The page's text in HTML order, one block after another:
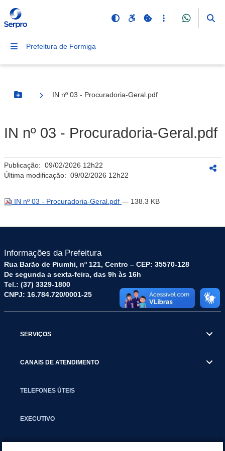
Prefeitura de Formiga
Botão Menu
IN nº 03 - Procuradoria-Geral.pdf
IN nº 03 - Procuradoria-Geral.pdf
Publicação: 09/02/2026 12h22
Última modificação: 09/02/2026 12h22
IN nº 03 - Procuradoria-Geral.pdf — 138.3 KB
Informações da Prefeitura
Rua Barão de Piumhi, nº 121, Centro – CEP: 35570-128
De segunda a sexta-feira, das 9h às 16h
Tel.: (37) 3329-1800
CNPJ: 16.784.720/0001-25
SERVIÇOS
CANAIS DE ATENDIMENTO
TELEFONES ÚTEIS
EXECUTIVO